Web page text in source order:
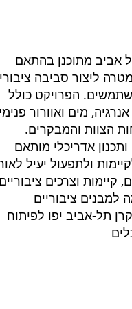
אביב מתוכנן בהתאם
ליצור סביבה
הפרויקט כולל
מים ואוורור
הצוות והמבקרים.
אדריכלי מותאם
ולתפעול יעיל
קיימות וצרכים
למבנים ציבוריים
תל-אביב יפו לפיתוח